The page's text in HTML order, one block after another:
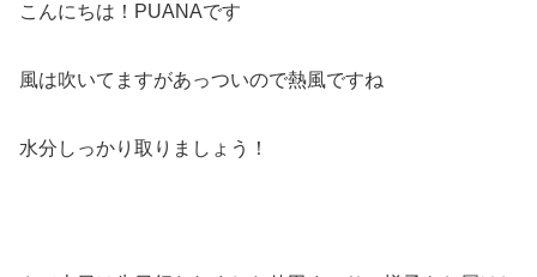
こんにちは！PUANAです
風は吹いてますがあっついので熱風ですね
水分しっかり取りましょう！